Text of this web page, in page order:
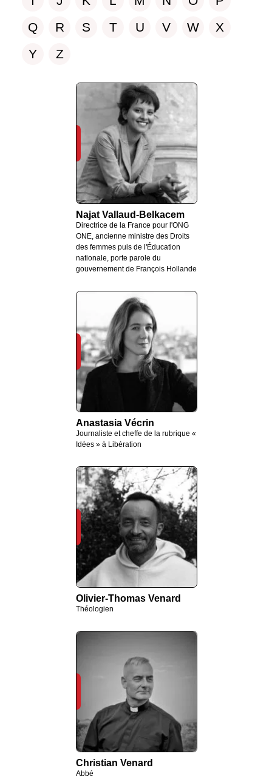
Q
R S T U V W
X
Y
Z
Najat Vallaud-Belkacem
Directrice de la France pour l'ONG
ONE, ancienne ministre des Droits
des femmes puis de l'Éducation
nationale, porte parole du
gouvernement de François Hollande
Anastasia Vécrin
Journaliste et cheffe de la rubrique «
Idées » à Libération
Olivier-Thomas Venard
Théologien
Christian Venard
Abbé